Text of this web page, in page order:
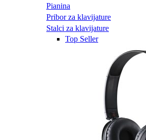
Pianina
Pribor za klavijature
Stalci za klavijature
Top Seller